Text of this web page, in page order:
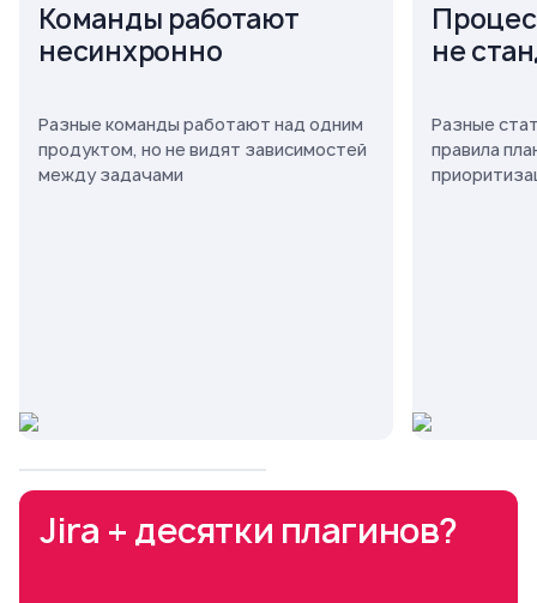
Команды работают
несинхронно
Разные команды работают над одним
продуктом, но не видят зависимостей
между задачами
не
Разные
правила
Jira + десятки плагинов?